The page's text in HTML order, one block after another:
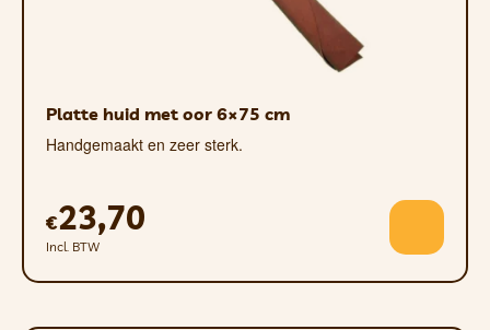
Platte huid met oor 6×75 cm
Handgemaakt en zeer sterk.
€23,70
Incl. BTW